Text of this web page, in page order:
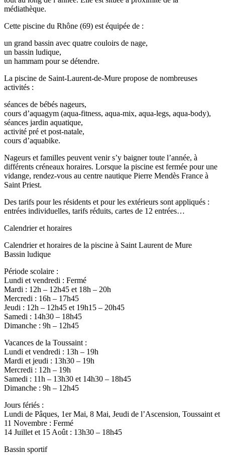
médiathèque.
Cette piscine du Rhône (69) est équipée de :
un grand bassin avec quatre couloirs de nage,
un bassin ludique,
un hammam pour se détendre.
La piscine de Saint-Laurent-de-Mure propose de nombreuses
activités :
séances de bébés nageurs,
cours d’aquagym (aqua-fitness, aqua-mix, aqua-legs, aqua-body),
séances jardin aquatique,
activité pré et post-natale,
cours d’aquabike.
Nageurs et familles peuvent venir s’y baigner toute l’année, à
différents créneaux horaires. Lorsque la piscine est fermée pour une
vidange, rendez-vous au centre nautique Pierre Mendès France à
Saint Priest.
Des tarifs pour les résidents et pour les extérieurs sont appliqués :
entrées individuelles, tarifs réduits, cartes de 12 entrées…
Calendrier et horaires
Calendrier et horaires de la piscine à Saint Laurent de Mure
Bassin ludique
Période scolaire :
Lundi et vendredi : Fermé
Mardi : 12h – 12h45 et 18h – 20h
Mercredi : 16h – 17h45
Jeudi : 12h – 12h45 et 19h15 – 20h45
Samedi : 14h30 – 18h45
Dimanche : 9h – 12h45
Vacances de la Toussaint :
Lundi et vendredi : 13h – 19h
Mardi et jeudi : 13h30 – 19h
Mercredi : 12h – 19h
Samedi : 11h – 13h30 et 14h30 – 18h45
Dimanche : 9h – 12h45
Jours fériés :
Lundi de Pâques, 1er Mai, 8 Mai, Jeudi de l’Ascension, Toussaint et
11 Novembre : Fermé
14 Juillet et 15 Août : 13h30 – 18h45
Bassin sportif